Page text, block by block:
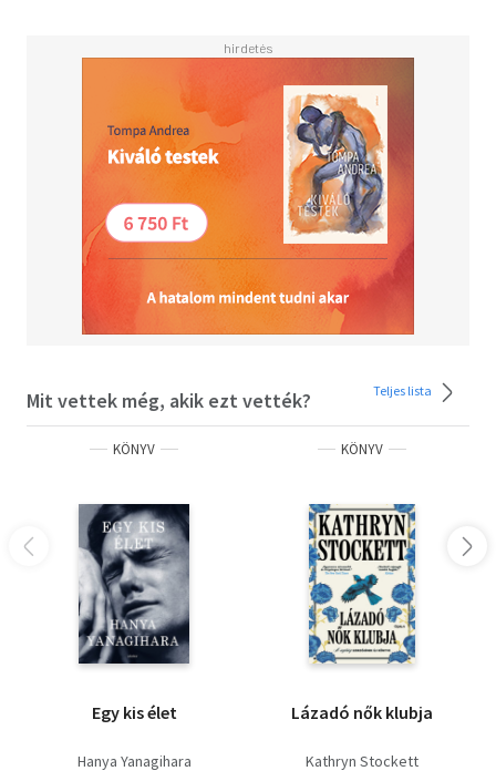
gondolta.”
Olvasd el mások véleményét is!
Mit vettek még, akik ezt vették? Teljes lista
KÖNYV
Egy kis élet
Hanya Yanagihara
KÖNYV
Lázadó nők klubja
Kathryn Stockett